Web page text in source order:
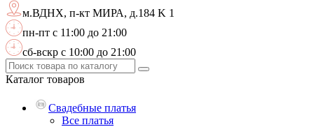
м.ВДНХ, п-кт МИРА, д.184 K 1
пн-пт с 11:00 до 21:00
сб-вскр с 10:00 до 21:00
Каталог товаров
Свадебные платья
Все платья